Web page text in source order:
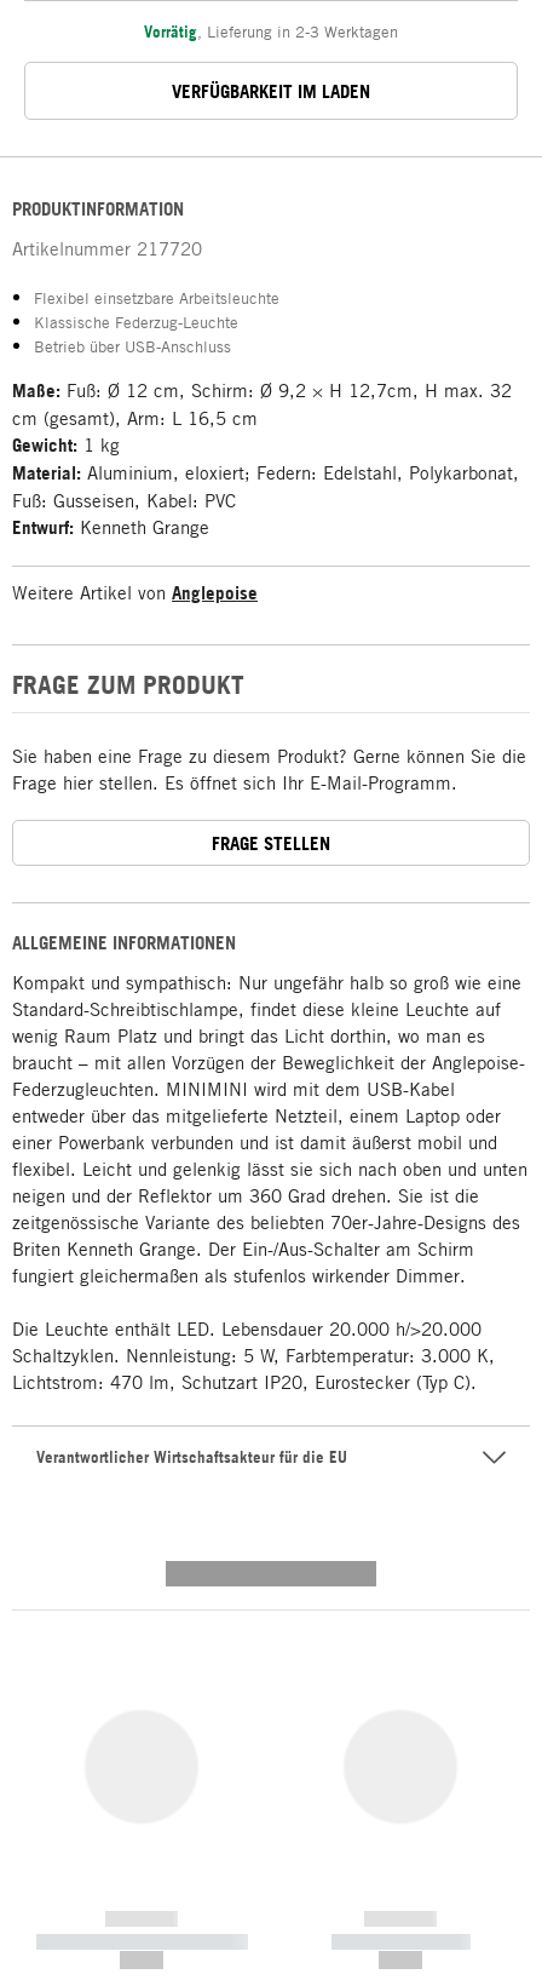
Vorrätig Lieferung in 2-3 Werktagen
VERFÜGBARKEIT IM LADEN
ALLGEMEINE INFORMATIONEN
Kompakt und sympathisch: Nur ungefähr halb so groß wie eine
Standard-Schreibtischlampe, findet diese kleine Leuchte auf
wenig Raum Platz und bringt das Licht dorthin, wo man es
braucht – mit allen Vorzügen der Beweglichkeit der Anglepoise-
Federzugleuchten. MINIMINI wird mit dem USB-Kabel
entweder über das mitgelieferte Netzteil, einem Laptop oder
einer Powerbank verbunden und ist damit äußerst mobil und
flexibel. Leicht und gelenkig lässt sie sich nach oben und unten
neigen und der Reflektor um 360 Grad drehen. Sie ist die
zeitgenössische Variante des beliebten 70er-Jahre-Designs des
Briten Kenneth Grange. Der Ein-/Aus-Schalter am Schirm
fungiert gleichermaßen als stufenlos wirkender Dimmer.
Die Leuchte enthält LED. Lebensdauer 20.000 h/>20.000
Schaltzyklen. Nennleistung: 5 W, Farbtemperatur: 3.000 K,
Lichtstrom: 470 lm, Schutzart IP20, Eurostecker (Typ C).
Verantwortlicher Wirtschaftsakteur für die EU
PRODUKTINFORMATION
Artikelnummer 217720
Flexibel einsetzbare Arbeitsleuchte
Klassische Federzug-Leuchte
Betrieb über USB-Anschluss
Maße: Fuß: Ø 12 cm, Schirm: Ø 9,2 × H 12,7cm, H max. 32
cm (gesamt), Arm: L 16,5 cm
Gewicht: 1 kg
Material: Aluminium, eloxiert; Federn: Edelstahl, Polykarbonat,
Fuß: Gusseisen, Kabel: PVC
Entwurf: Kenneth Grange
Weitere Artikel von Anglepoise
FRAGE ZUM PRODUKT
Sie haben eine Frage zu diesem Produkt? Gerne können Sie die
Frage hier stellen. Es öffnet sich Ihr E-Mail-Programm.
FRAGE STELLEN
------------
----------- ----------- -----------
------------
----------- -----------